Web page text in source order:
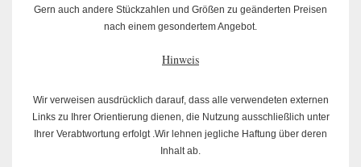
Gern auch andere Stückzahlen und Größen zu geänderten Preisen
nach einem gesondertem Angebot.
Hinweis
Wir verweisen ausdrücklich darauf, dass alle verwendeten externen
Links zu Ihrer Orientierung dienen, die Nutzung ausschließlich unter
Ihrer Verabtwortung erfolgt .Wir lehnen jegliche Haftung über deren
Inhalt ab.